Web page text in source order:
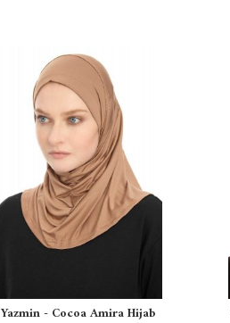
Yazmin - Cocoa Amira Hijab